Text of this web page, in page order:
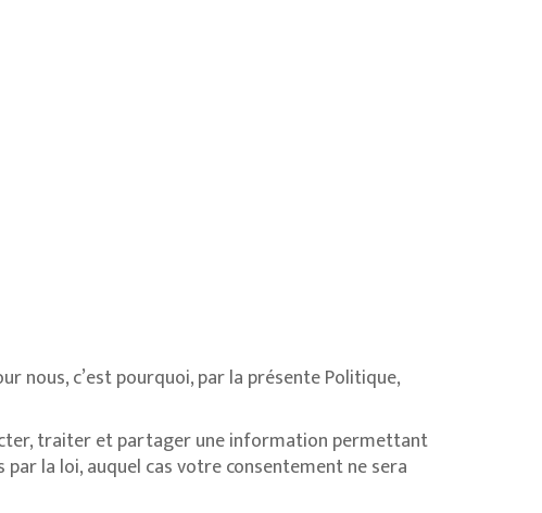
nous, c’est pourquoi, par la présente Politique,
traiter et partager une information permettant
la loi, auquel cas votre consentement ne sera